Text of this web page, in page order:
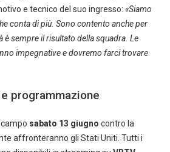
e tecnico del suo ingresso: «Siamo
conta di più. Sono contento anche per
è sempre il risultato della squadra. Le
impegnative e dovremo farci trovare
programmazione
sabato 13 giugno contro la
affronteranno gli Stati Uniti. Tutti i